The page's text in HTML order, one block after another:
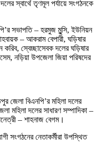
স্বার্থে তৃণমূল পর্যায়ে সংগঠনকে
সভাপতি – হরমুজ মুন্সি, ইউনিয়ন
– আকরাম বেপারী, ঘড়িষার
স্বেচ্ছাসেবক দলের ঘড়িষার
নড়িয়া উপজেলা জিয়া পরিষদের
বিএনপি’র মহিলা দলের
মহিলা দলের সাধারণ সম্পাদিকা –
– শাহনাজ বেগম।
সংগঠনের নেতাকর্মীরা উপস্থিত